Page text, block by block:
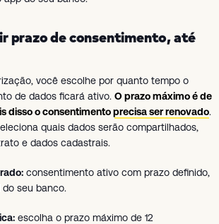
prazo de consentimento, até
você escolhe por quanto tempo o
de dados ficará ativo. O prazo máximo é de
disso o consentimento precisa ser renovado.
quais dados serão compartilhados,
e dados cadastrais.
consentimento ativo com prazo definido,
seu banco.
escolha o prazo máximo de 12